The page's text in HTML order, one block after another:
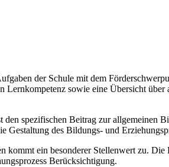
der Schule mit dem
sowie eine Übersicht über
spezifischen Beitrag zur allgemeinen
Gestaltung des Bildungs- und
ein besonderer Stellenwert zu.
Berücksichtigung.